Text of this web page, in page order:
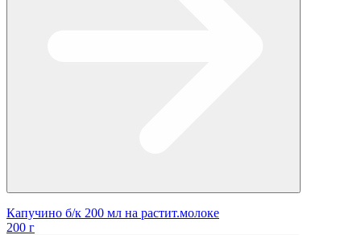
Капучино б/к 200 мл на растит.молоке
200 г